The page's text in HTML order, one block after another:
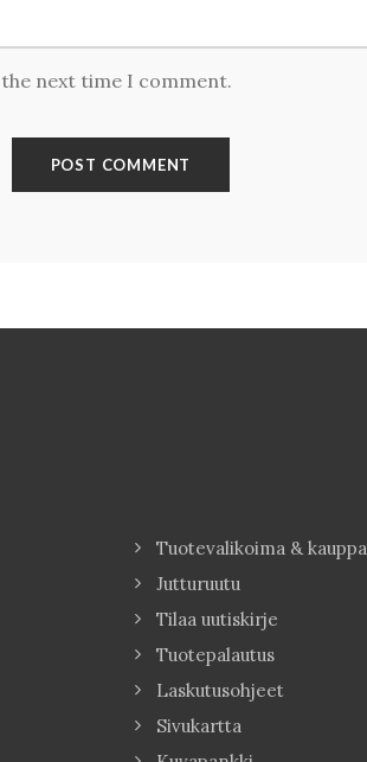
next time I comment.
Tuotevalikoima & kauppa
Jutturuutu
Tilaa uutiskirje
Tuotepalautus
Laskutusohjeet
Sivukartta